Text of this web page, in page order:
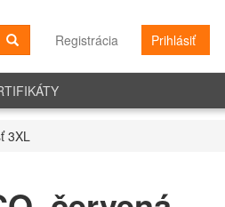
Registrácia Prihlásiť
3XL